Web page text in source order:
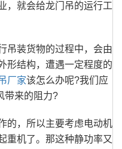
，就会给龙门吊的运行工
吊装货物的过程中，会由
形结构，遭遇一定程度的
厂家该怎么办呢?我们应
带来的阻力?
的，所以主要考虑电动机
重机了。那这种静功率又